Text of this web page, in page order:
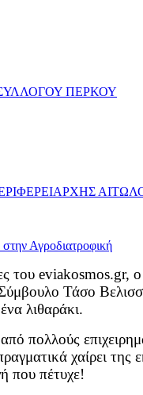
ΠΕΡΚΟΥ
του eviakosmos.gr,
Τάσο
λιθαράκι.
πολλούς
χαίρει
που πέτυχε!